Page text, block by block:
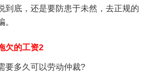
到底，还是要防患于未然，去正规的
的工资2
要多久可以劳动仲裁?